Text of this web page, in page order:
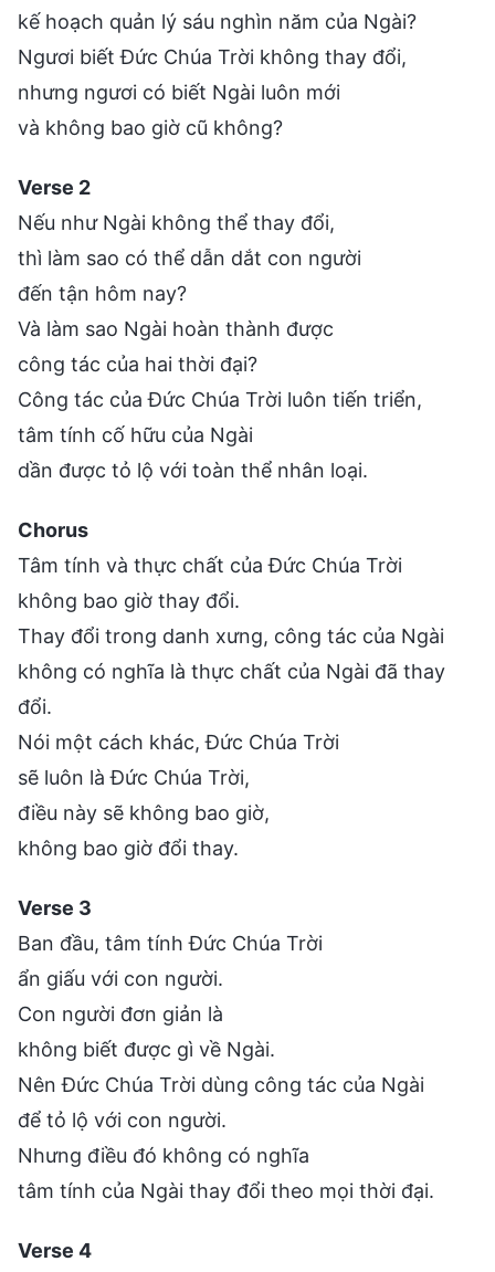
kế hoạch quản lý sáu nghìn năm của Ngài?
Ngươi biết Đức Chúa Trời không thay đổi,
nhưng ngươi có biết Ngài luôn mới
và không bao giờ cũ không?
Verse 2
Nếu như Ngài không thể thay đổi,
thì làm sao có thể dẫn dắt con người
đến tận hôm nay?
Và làm sao Ngài hoàn thành được
công tác của hai thời đại?
Công tác của Đức Chúa Trời luôn tiến triển,
tâm tính cố hữu của Ngài
dần được tỏ lộ với toàn thể nhân loại.
Chorus
Tâm tính và thực chất của Đức Chúa Trời
không bao giờ thay đổi.
Thay đổi trong danh xưng, công tác của Ngài
không có nghĩa là thực chất của Ngài đã thay
đổi.
Nói một cách khác, Đức Chúa Trời
sẽ luôn là Đức Chúa Trời,
điều này sẽ không bao giờ,
không bao giờ đổi thay.
Verse 3
Ban đầu, tâm tính Đức Chúa Trời
ẩn giấu với con người.
Con người đơn giản là
không biết được gì về Ngài.
Nên Đức Chúa Trời dùng công tác của Ngài
để tỏ lộ với con người.
Nhưng điều đó không có nghĩa
tâm tính của Ngài thay đổi theo mọi thời đại.
Verse 4